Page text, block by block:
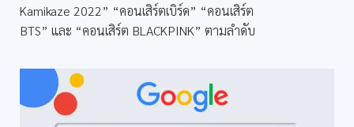
Kamikaze 2022” “คอนเสิร์ตเบิร์ด” “คอนเสิร์ต
BTS” และ “คอนเสิร์ต BLACKPINK” ตามลำดับ